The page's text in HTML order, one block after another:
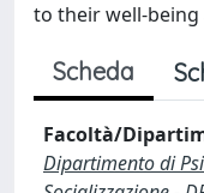
to their well-
Scheda
Facoltà/
Dipartimento di